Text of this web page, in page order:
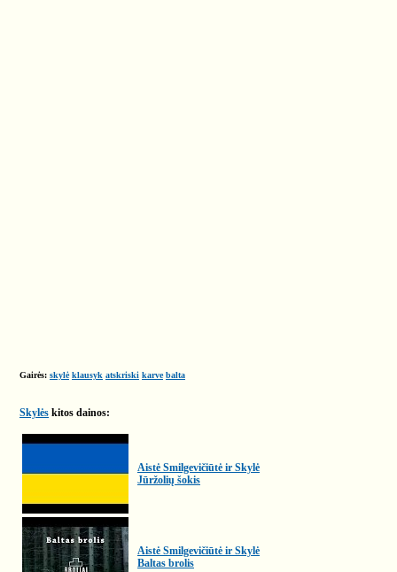
Gairės: skylė klausyk atskriski karve balta
Skylės kitos dainos:
Aistė Smilgevičiūtė ir Skylė
Jūržolių šokis
Aistė Smilgevičiūtė ir Skylė
Baltas brolis